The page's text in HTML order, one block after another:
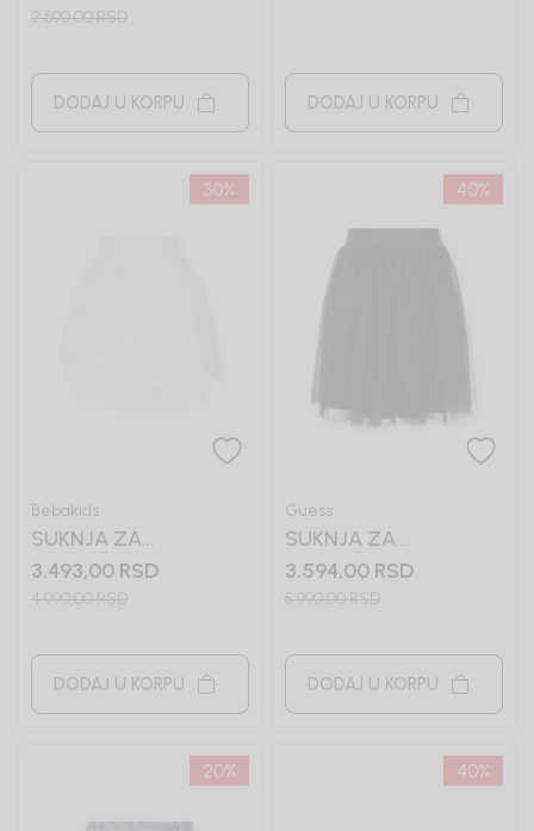
2.690,00RSD
DODAJ U KORPU DODAJ U KORPU
30%
Bebakids
SUKNJA ZA
DEVOJČICE SENA
3.493,00 RSD
4.990,00RSD
DODAJ U KORPU
40%
Guess
SUKNJA ZA
DEVOJČICE GUESS
3.594,00 RSD
5.990,00RSD
DODAJ U KORPU
20% 40%